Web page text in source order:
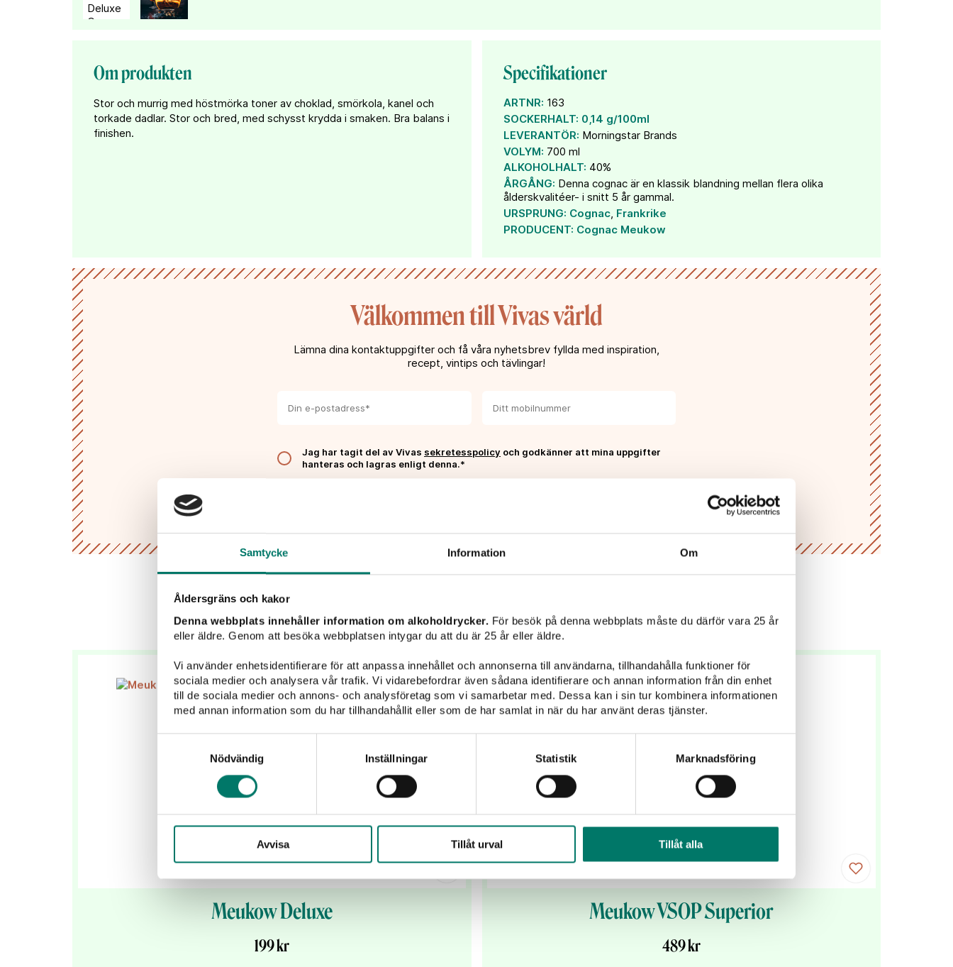
Samtycke Information Om
Åldersgräns och kakor
Denna webbplats innehåller information om alkoholdrycker. För besök på denna webbplats måste du därför vara 25 år
eller äldre. Genom att besöka webbplatsen intygar du att du är 25 år eller äldre.
Vi använder enhetsidentifierare för att anpassa innehållet och annonserna till användarna, tillhandahålla funktioner för
sociala medier och analysera vår trafik. Vi vidarebefordrar även sådana identifierare och annan information från din enhet
till de sociala medier och annons- och analysföretag som vi samarbetar med. Dessa kan i sin tur kombinera informationen
med annan information som du har tillhandahållit eller som de har samlat in när du har använt deras tjänster.
Nödvändig
Inställningar Statistik Marknadsföring
Avvisa Tillåt urval Tillåt alla
Om produkten
Stor och murrig med höstmörka toner av choklad, smörkola, kanel och
torkade dadlar. Stor och bred, med schysst krydda i smaken. Bra balans i
finishen.
Specifikationer
ARTNR: 163
SOCKERHALT: 0,14 g/100ml
LEVERANTÖR: Morningstar Brands
VOLYM: 700 ml
ALKOHOLHALT: 40%
ÅRGÅNG: Denna cognac är en klassik blandning mellan flera olika
ålderskvalitéer- i snitt 5 år gammal.
URSPRUNG: Cognac, Frankrike
PRODUCENT: Cognac Meukow
Välkommen till Vivas värld
Lämna dina kontaktuppgifter och få våra nyhetsbrev fyllda med inspiration,
recept, vintips och tävlingar!
Jag har tagit del av Vivas sekretesspolicy och godkänner att mina uppgifter
hanteras och lagras enligt denna.*
Liknande produkter
Meukow Deluxe
199 kr
Meukow VSOP Superior
489 kr